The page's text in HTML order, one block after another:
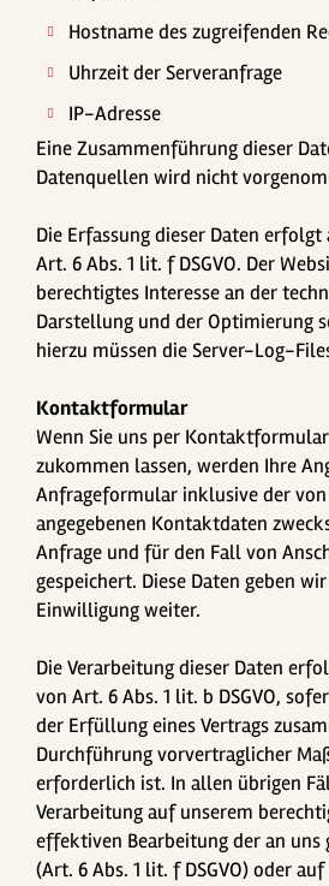
Hostname des zugreifenden
Uhrzeit der Serveranfrage
IP-Adresse
Eine Zusammenführung dieser
Datenquellen wird nicht
Die Erfassung dieser Daten
Art. 6 Abs. 1 lit. f DSGVO. Der
berechtigtes Interesse an der
Darstellung und der Optimierung
hierzu müssen die Server-Log-
Kontaktformular
Wenn Sie uns per
zukommen lassen, werden Ihre
Anfrageformular inklusive der
angegebenen Kontaktdaten
Anfrage und für den Fall von
gespeichert. Diese Daten geben
Einwilligung weiter.
Die Verarbeitung dieser Daten
von Art. 6 Abs. 1 lit. b DSGVO,
der Erfüllung eines Vertrags
Durchführung vorvertraglicher
erforderlich ist. In allen übrigen
Verarbeitung auf unserem
effektiven Bearbeitung der an uns
(Art. 6 Abs. 1 lit. f DSGVO) oder